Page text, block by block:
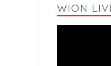
WION